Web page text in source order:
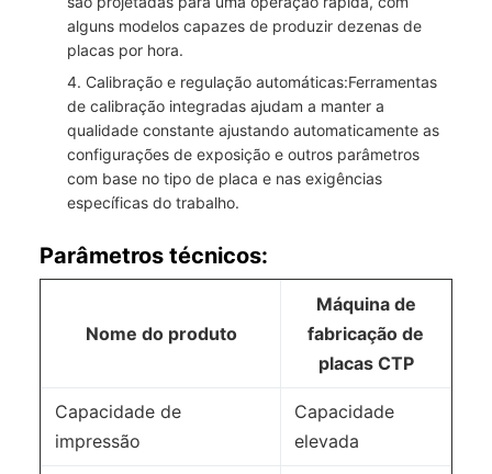
alguns modelos capazes de produzir dezenas de
placas por hora.
Calibração e regulação automáticas:Ferramentas
de calibração integradas ajudam a manter a
qualidade constante ajustando automaticamente as
configurações de exposição e outros parâmetros
com base no tipo de placa e nas exigências
específicas do trabalho.
Parâmetros técnicos:
Nome do produto
Máquina de
fabricação de
placas CTP
Capacidade de
impressão
Capacidade
elevada